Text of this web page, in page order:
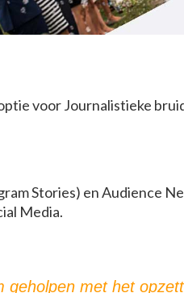
voor Journalistieke
Stories) en Audience
Media.
geholpen met het